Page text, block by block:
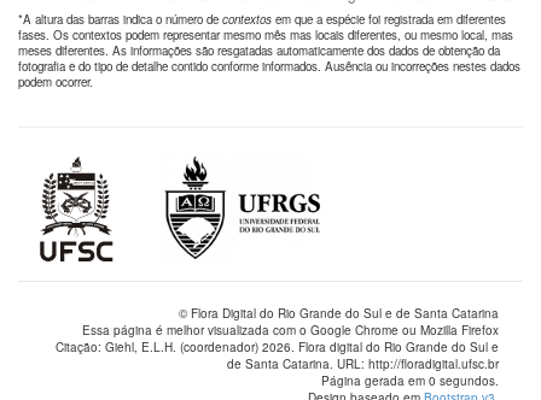
*A altura das barras indica o número de contextos em que a espécie foi registrada em diferentes
fases. Os contextos podem representar mesmo mês mas locais diferentes, ou mesmo local, mas
meses diferentes. As informações são resgatadas automaticamente dos dados de obtenção da
fotografia e do tipo de detalhe contido conforme informados. Ausência ou incorreções nestes dados
podem ocorrer.
© Flora Digital do Rio Grande do Sul e de Santa Catarina
Essa página é melhor visualizada com o Google Chrome ou Mozilla Firefox
Citação: Giehl, E.L.H. (coordenador) 2026. Flora digital do Rio Grande do Sul e
de Santa Catarina. URL: http://floradigital.ufsc.br
Página gerada em 0 segundos.